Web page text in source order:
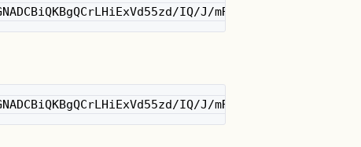
IQ/J/mRwSRMAocV/
IQ/J/mRwSRMAocV/